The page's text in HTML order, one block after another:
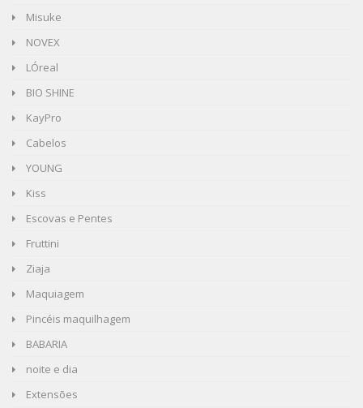
Misuke
NOVEX
LÓreal
BIO SHINE
KayPro
Cabelos
YOUNG
Kiss
Escovas e Pentes
Fruttini
Ziaja
Maquiagem
Pincéis maquilhagem
BABARIA
noite e dia
Extensões